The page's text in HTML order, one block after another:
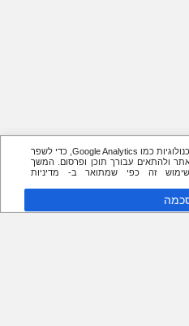
אנו משתמשים בעוגיות (Cookies) ובטכנולוגיות כמו Google Analytics, כדי לשפר
ולהתאים עבורך תוכן ופרסום. המשך
זה כפי שמתואר ב- מדיניות